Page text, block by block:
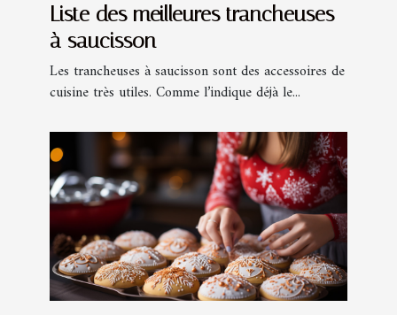
Liste des meilleures trancheuses
à saucisson
Les trancheuses à saucisson sont des accessoires de
cuisine très utiles. Comme l’indique déjà le...